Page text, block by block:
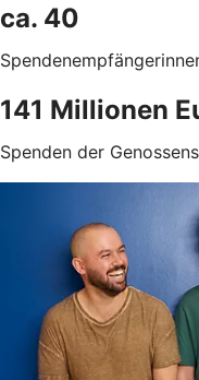
ca. 40
141 Millionen
Spenden der